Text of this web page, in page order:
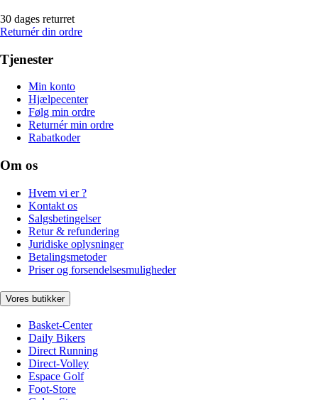
30 dages returret
Returnér din ordre
Tjenester
Min konto
Hjælpecenter
Følg min ordre
Returnér min ordre
Rabatkoder
Om os
Hvem vi er ?
Kontakt os
Salgsbetingelser
Retur & refundering
Juridiske oplysninger
Betalingsmetoder
Priser og forsendelsesmuligheder
Vores butikker
Basket-Center
Daily Bikers
Direct Running
Direct-Volley
Espace Golf
Foot-Store